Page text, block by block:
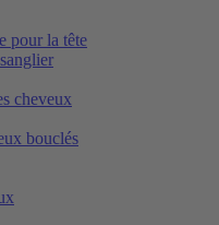
pour la tête
cheveux
bouclés